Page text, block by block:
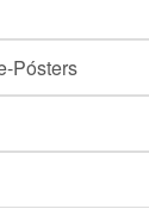
Pósters